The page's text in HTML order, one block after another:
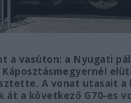
a vasúton: a Nyugati
A vonat utasait a
át a következő G70-es